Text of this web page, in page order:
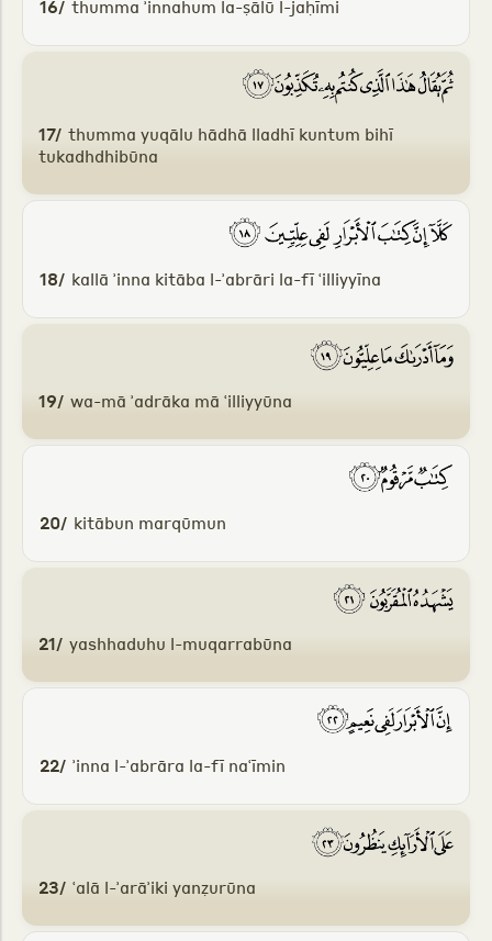
16/ thumma ʾinnahum la-ṣālū l-jaḥīmi
17/ thumma yuqālu hādhā lladhī kuntum bihī
tukadhdhibūna
18/ kallā ʾinna kitāba l-ʾabrāri la-fī ʿilliyyīna
19/ wa-mā ʾadrāka mā ʿilliyyūna
20/ kitābun marqūmun
21/ yashhaduhu l-muqarrabūna
22/ ʾinna l-ʾabrāra la-fī naʿīmin
23/ ʿalā l-ʾarāʾiki yanẓurūna